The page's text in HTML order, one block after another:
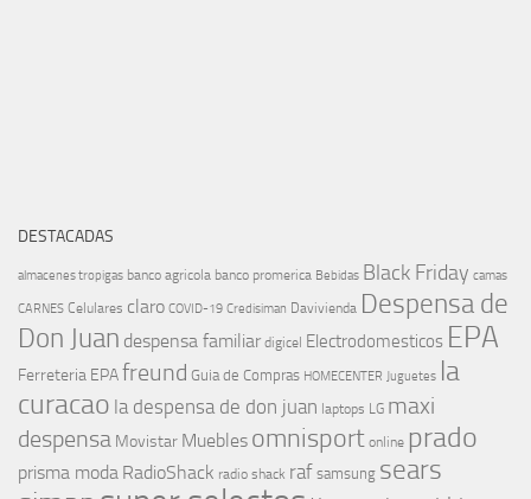
DESTACADAS
almacenes tropigas banco agricola banco promerica Bebidas Black Friday camas
CARNES Celulares claro COVID-19 Credisiman Davivienda Despensa de
Don Juan despensa familiar digicel Electrodomesticos EPA
Ferreteria EPAfreund Guia de Compras HOMECENTER Juguetes la
curacao la despensa de don juan laptops LG maxi
despensa Movistar Muebles omnisport online prado
prisma moda RadioShack radio shack raf samsung sears